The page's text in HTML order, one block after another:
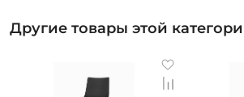
Другие товары этой